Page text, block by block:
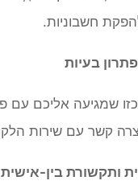
בעיות
כזו שמגיעה אליכם
קשר עם שירות
ותקשורת בין-